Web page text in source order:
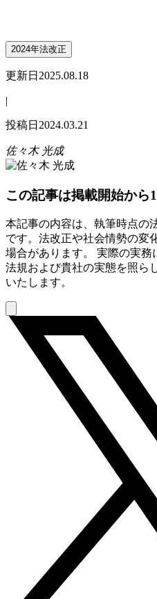
2024年法改正
更新日 2025.08.18
|
投稿日 2024.03.21
佐々木 光成
この記事は掲載開始から
本記事の内容は、執筆時点の
です。法改正や社会情勢の変
場合があります。 実際の実
法規および貴社の実態を照ら
いたします。